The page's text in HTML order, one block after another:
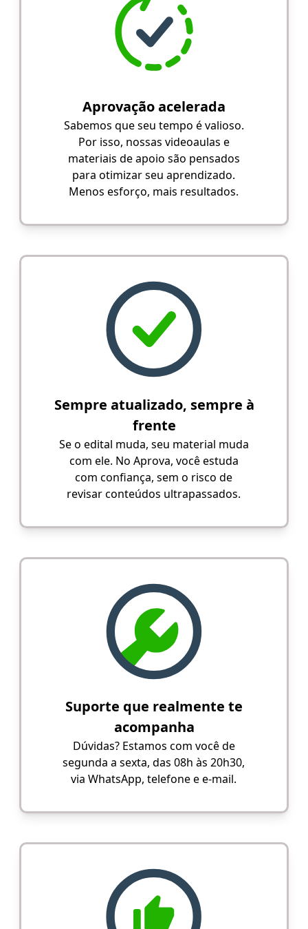
Aprovação acelerada
Sabemos que seu tempo é valioso.
Por isso, nossas videoaulas e
materiais de apoio são pensados
para otimizar seu aprendizado.
Menos esforço, mais resultados.
Sempre atualizado, sempre à
frente
Se o edital muda, seu material muda
com ele. No Aprova, você estuda
com confiança, sem o risco de
revisar conteúdos ultrapassados.
Suporte que realmente te
acompanha
Dúvidas? Estamos com você de
segunda a sexta, das 08h às 20h30,
via WhatsApp, telefone e e-mail.